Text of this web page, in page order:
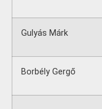
Gulyás Márk
Borbély Gergő